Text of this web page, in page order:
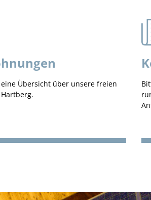
Übersicht über unsere freien